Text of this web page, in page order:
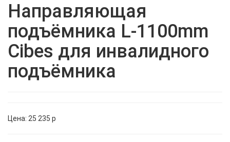
Направляющая
подъёмника L-1100mm
Cibes для инвалидного
подъёмника
Цена: 25 235 p